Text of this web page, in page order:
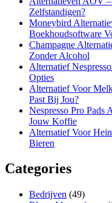
Zelfstandigen?
Moneybird
Boekhoudsoftware
Champagne
Zonder Alcohol
Alternatief
Opties
Alternatief Voor
Past Bij Jou?
Nespresso Pro Pads
Jouw Koffie
Alternatief Voor
Bieren
Categories
Bedrijven (49)